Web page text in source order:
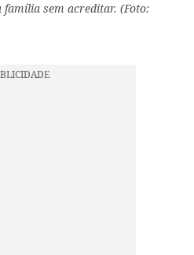
sem acreditar. (Foto: